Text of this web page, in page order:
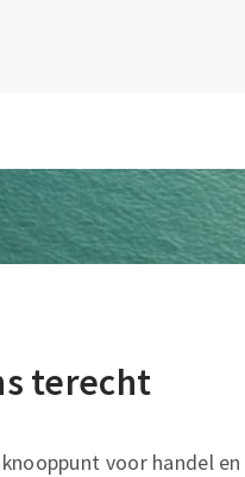
terecht
voor handel en